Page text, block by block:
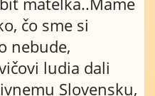
čo sme si
nebude,
ludia dali
Slovensku,